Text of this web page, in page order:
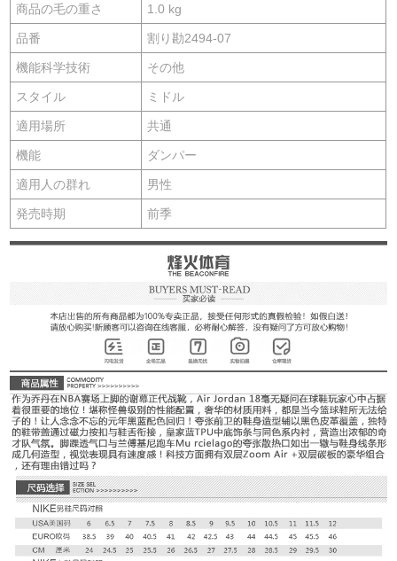
商品の毛の重さ 1.0 kg
品番 割り勘2494-07
機能科学技術 その他
スタイル ミドル
適用場所 共通
機能 ダンパー
適用人の群れ 男性
発売時期 前季